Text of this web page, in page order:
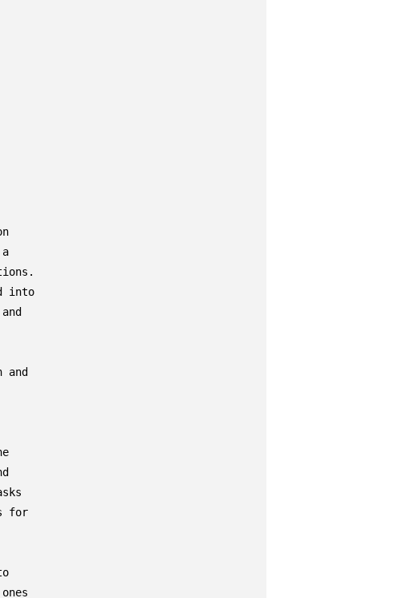
into
and
for